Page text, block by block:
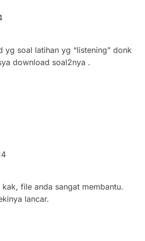
yg soal latihan yg “listening” donk
download soal2nya .
kak, file anda sangat membantu.
lancar.